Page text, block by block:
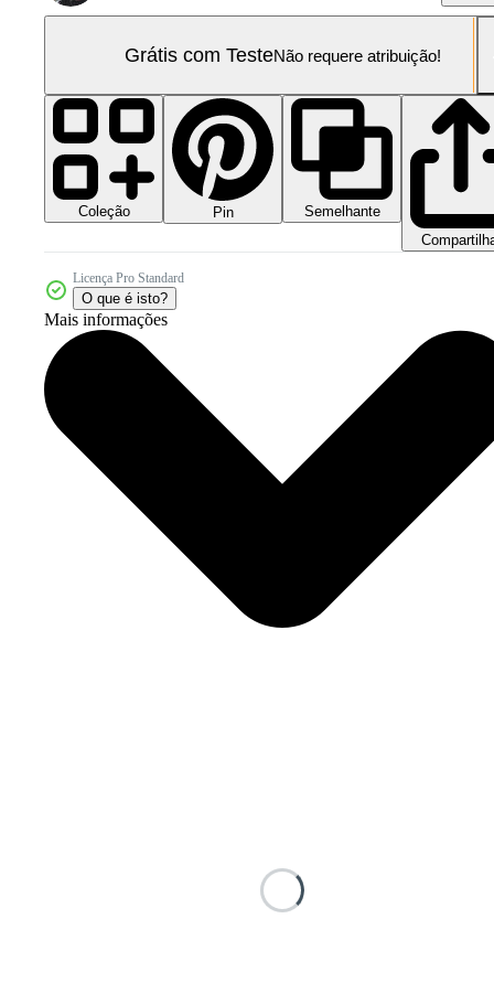
Grátis com TesteNão requere atribuição!
Coleção Pin
Semelhante
Licença Pro Standard
O que é isto?
Mais informações